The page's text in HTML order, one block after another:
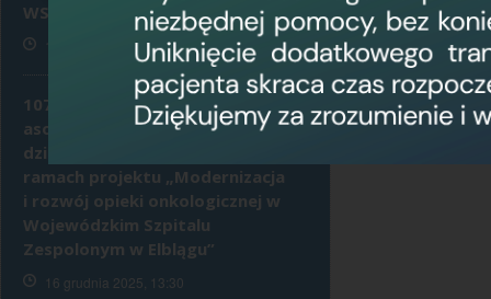
WSZ w Elblągu.
16 grudnia 2025, 14:28
107.Pu2025 - dostawa
asortymentu do realizacji
działań profilaktycznych w
ramach projektu „Modernizacja
i rozwój opieki onkologicznej w
Wojewódzkim Szpitalu
Zespolonym w Elblągu”
16 grudnia 2025, 13:30